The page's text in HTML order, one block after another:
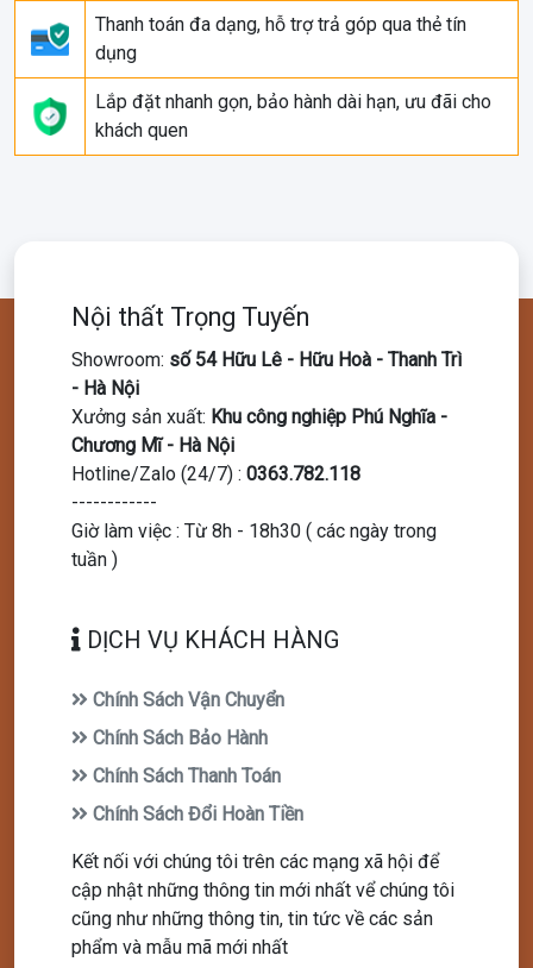
Thanh toán đa dạng, hỗ trợ trả góp qua thẻ tín
dụng
Lắp đặt nhanh gọn, bảo hành dài hạn, ưu đãi cho
khách quen
Nội thất Trọng Tuyến
Showroom: số 54 Hữu Lê - Hữu Hoà - Thanh Trì
- Hà Nội
Xưởng sản xuất: Khu công nghiệp Phú Nghĩa -
Chương Mĩ - Hà Nội
Hotline/Zalo (24/7) : 0363.782.118
------------
Giờ làm việc : Từ 8h - 18h30 ( các ngày trong
tuần )
DỊCH VỤ KHÁCH HÀNG
Chính Sách Vận Chuyển
Chính Sách Bảo Hành
Chính Sách Thanh Toán
Chính Sách Đổi Hoàn Tiền
Kết nối với chúng tôi trên các mạng xã hội để
cập nhật những thông tin mới nhất vể chúng tôi
cũng như những thông tin, tin tức về các sản
phẩm và mẫu mã mới nhất